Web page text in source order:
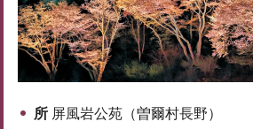
所 屏風岩公苑（曽爾村長野）